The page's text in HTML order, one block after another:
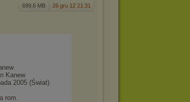
699,6 MB 26 gru 12 21:31
Kanew
2005 (Świat)
rom.